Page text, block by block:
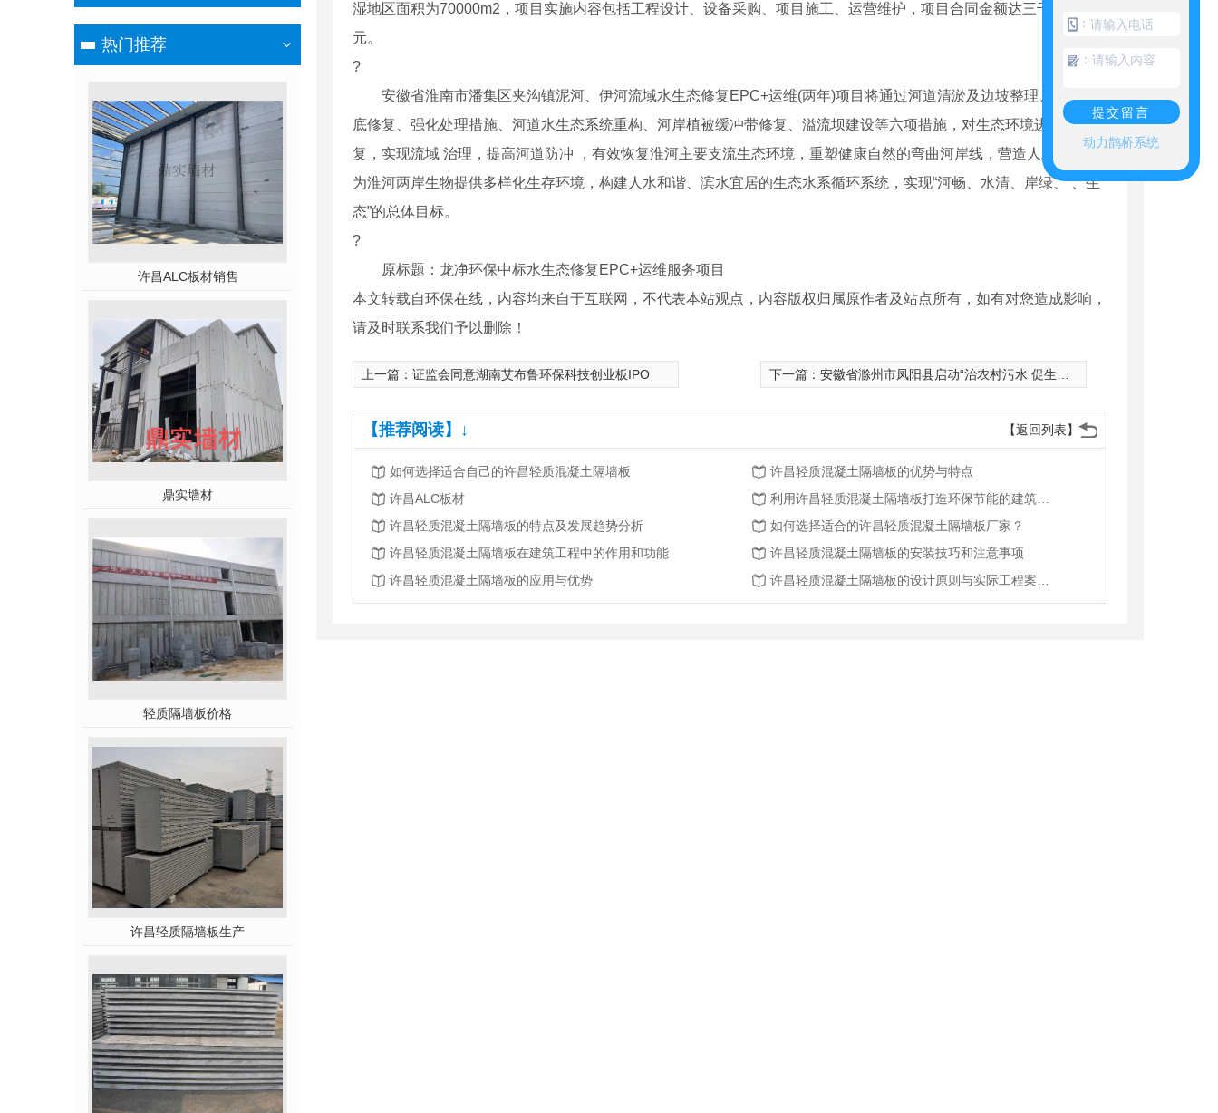
热门推荐
许昌ALC板材销售
鼎实墙材
轻质隔墙板价格
许昌轻质隔墙板生产
湿地区面积为70000m2，项目实施内容包括工程设计、设备采购、项目施工、运营维护，项目合同金额达三千余万
元。
?
安徽省淮南市潘集区夹沟镇泥河、伊河流域水生态修复EPC+运维(两年)项目将通过河道清淤及边坡整理、河道基
底修复、强化处理措施、河道水生态系统重构、河岸植被缓冲带修复、溢流坝建设等六项措施，对生态环境进行整体修
复，实现流域 治理，提高河道防冲 ，有效恢复淮河主要支流生态环境，重塑健康自然的弯曲河岸线，营造人工湿地，
为淮河两岸生物提供多样化生存环境，构建人水和谐、滨水宜居的生态水系循环系统，实现“河畅、水清、岸绿、 、生
态”的总体目标。
?
原标题：龙净环保中标水生态修复EPC+运维服务项目
本文转载自环保在线，内容均来自于互联网，不代表本站观点，内容版权归属原作者及站点所有，如有对您造成影响，
请及时联系我们予以删除！
上一篇： 证监会同意湖南艾布鲁环保科技创业板IPO 下一篇： 安徽省滁州市凤阳县启动“治农村污水 促生态振兴”项行动
【返回列表】
【推荐阅读】↓
如何选择适合自己的许昌轻质混凝土隔墙板
许昌轻质混凝土隔墙板的优势与特点
许昌ALC板材
许昌轻质混凝土隔墙板的特点及发展趋势分析
如何选择适合的许昌轻质混凝土隔墙板厂家？
许昌轻质混凝土隔墙板在建筑工程中的作用和功能
许昌轻质混凝土隔墙板的安装技巧和注意事项
许昌轻质混凝土隔墙板的应用与优势
：
：
提交留言
动力鹊桥系统